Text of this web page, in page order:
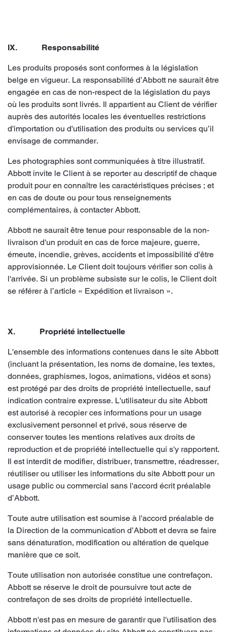
IX. Responsabilité
Les produits proposés sont conformes à la législation
belge en vigueur. La responsabilité d’Abbott ne saurait être
engagée en cas de non-respect de la législation du pays
où les produits sont livrés. Il appartient au Client de vérifier
auprès des autorités locales les éventuelles restrictions
d'importation ou d'utilisation des produits ou services qu’il
envisage de commander.
Les photographies sont communiquées à titre illustratif.
Abbott invite le Client à se reporter au descriptif de chaque
produit pour en connaître les caractéristiques précises ; et
en cas de doute ou pour tous renseignements
complémentaires, à contacter Abbott.
Abbott ne saurait être tenue pour responsable de la non-
livraison d'un produit en cas de force majeure, guerre,
émeute, incendie, grèves, accidents et impossibilité d'être
approvisionnée. Le Client doit toujours vérifier son colis à
l'arrivée. Si un problème subsiste sur le colis, le Client doit
se référer à l’article « Expédition et livraison ».
X. Propriété intellectuelle
L'ensemble des informations contenues dans le site Abbott
(incluant la présentation, les noms de domaine, les textes,
données, graphismes, logos, animations, vidéos et sons)
est protégé par des droits de propriété intellectuelle, sauf
indication contraire expresse. L'utilisateur du site Abbott
est autorisé à recopier ces informations pour un usage
exclusivement personnel et privé, sous réserve de
conserver toutes les mentions relatives aux droits de
reproduction et de propriété intellectuelle qui s'y rapportent.
Il est interdit de modifier, distribuer, transmettre, réadresser,
réutiliser ou utiliser les informations du site Abbott pour un
usage public ou commercial sans l'accord écrit préalable
d’Abbott.
Toute autre utilisation est soumise à l'accord préalable de
la Direction de la communication d’Abbott et devra se faire
sans dénaturation, modification ou altération de quelque
manière que ce soit.
Toute utilisation non autorisée constitue une contrefaçon.
Abbott se réserve le droit de poursuivre tout acte de
contrefaçon de ses droits de propriété intellectuelle.
Abbott n'est pas en mesure de garantir que l'utilisation des